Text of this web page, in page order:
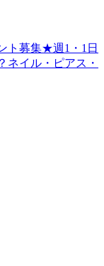
ト募集★週1・1日
イル・ピアス・